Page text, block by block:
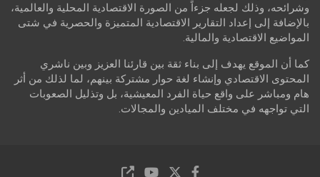
وشرائحه، وذلك لجعله جزءاً من الصورة الاقتصادية المحلية والعالمية،
بالإضافة إلى إعداد التقارير الاقتصادية المتميزة والحصرية في شتى
المواضيع الاقتصادية والمالية.
كما أن الموقع يهدف إلى بناء ثقة بين قارئنا العزيز وبين ناشري
المحتوى الاقتصادي وإنشاء لغة حوار مشتركة بينهم، لما لذلك من أثر
هام ومباشر على واقع حياة الفرد المعيشية، بل وتذليل الصعوبات
التي تواجهه في مختلف الميادين والمجالات.